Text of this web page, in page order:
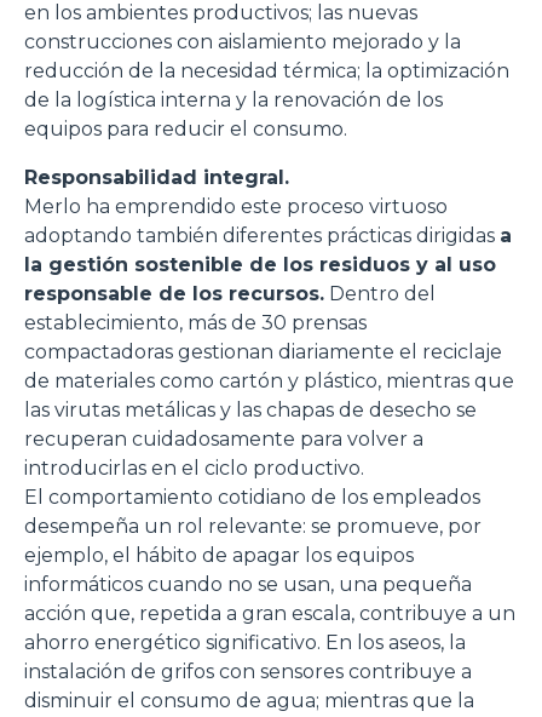
en los ambientes productivos; las nuevas
construcciones con aislamiento mejorado y la
reducción de la necesidad térmica; la optimización
de la logística interna y la renovación de los
equipos para reducir el consumo.
Responsabilidad integral.
Merlo ha emprendido este proceso virtuoso
adoptando también diferentes prácticas dirigidas a
la gestión sostenible de los residuos y al uso
responsable de los recursos. Dentro del
establecimiento, más de 30 prensas
compactadoras gestionan diariamente el reciclaje
de materiales como cartón y plástico, mientras que
las virutas metálicas y las chapas de desecho se
recuperan cuidadosamente para volver a
introducirlas en el ciclo productivo.
El comportamiento cotidiano de los empleados
desempeña un rol relevante: se promueve, por
ejemplo, el hábito de apagar los equipos
informáticos cuando no se usan, una pequeña
acción que, repetida a gran escala, contribuye a un
ahorro energético significativo. En los aseos, la
instalación de grifos con sensores contribuye a
disminuir el consumo de agua; mientras que la